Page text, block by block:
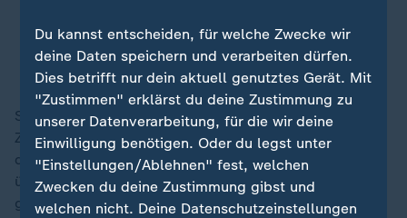
Alyssa Farrah Griffin, frühere Leiterin für strategische
Kommunikation im Weißen Haus
Selbst Trumps hartes Vorgehen in der
Zuwanderungspolitik lehnt mittlerweile eine Mehrheit
der Amerikaner ab. 53 Prozent halten sie für
überzogen, 36 Prozent für angemessen, 10 Prozent
gehen sie nicht weit genug.
Du kannst entscheiden, für welche Zwecke wir
deine Daten speichern und verarbeiten dürfen.
Dies betrifft nur dein aktuell genutztes Gerät. Mit
"Zustimmen" erklärst du deine Zustimmung zu
unserer Datenverarbeitung, für die wir deine
Einwilligung benötigen. Oder du legst unter
"Einstellungen/Ablehnen" fest, welchen
Zwecken du deine Zustimmung gibst und
welchen nicht. Deine Datenschutzeinstellungen